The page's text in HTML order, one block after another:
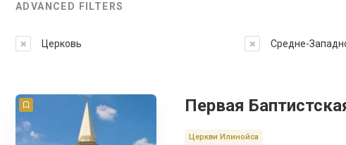
ADVANCED FILTERS
Церковь Средне-
Первая
Церкви Илинойса